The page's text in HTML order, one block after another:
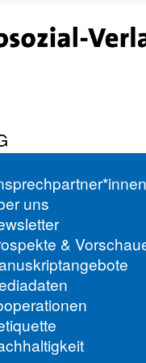
uns
&